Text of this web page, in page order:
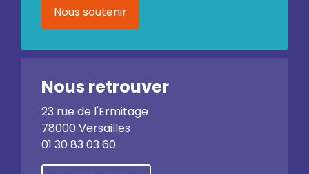
Nous soutenir
Nous retrouver
23 rue de l'Ermitage
78000 Versailles
01 30 83 03 60